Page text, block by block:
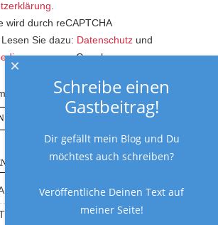
.
wird durch reCAPTCHA
Sie dazu: Datenschutz und
von Google.
der Datenschutzerklärung zu.
MIT HUMOR
KINDERN
Schreibe einen
Gastbeitrag!
Dir gefällt mein Blog und Du
möchtest auch schreiben?
Veröffentliche Deinen Text auf
meiner Seite!
×